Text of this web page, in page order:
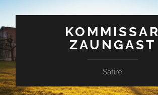
KOMMISSAR
ZAUNGAST
Satire